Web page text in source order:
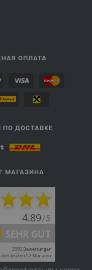
ОПЛАТА
ПО ДОСТАВКЕ
МАГАЗИНА